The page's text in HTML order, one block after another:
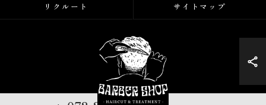
リクルート サイトマップ